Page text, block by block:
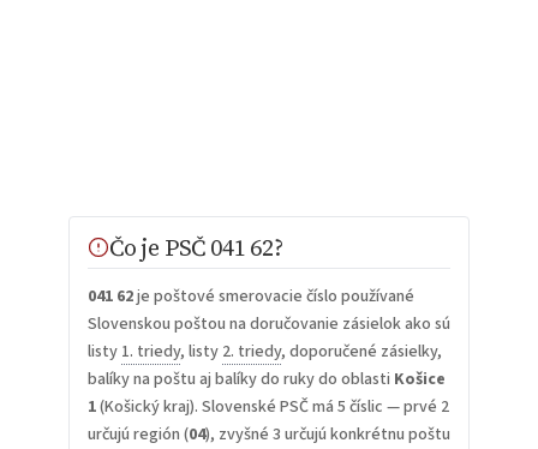
Čo je PSČ 041 62?
041 62je poštové smerovacie číslo používané
Slovenskou poštou na doručovanie zásielok ako sú
listy 1. triedy, listy 2. triedy, doporučené zásielky,
balíky na poštu aj balíky do ruky do oblasti Košice
1(Košický kraj). Slovenské PSČ má 5 číslic — prvé 2
určujú región (04), zvyšné 3 určujú konkrétnu poštu